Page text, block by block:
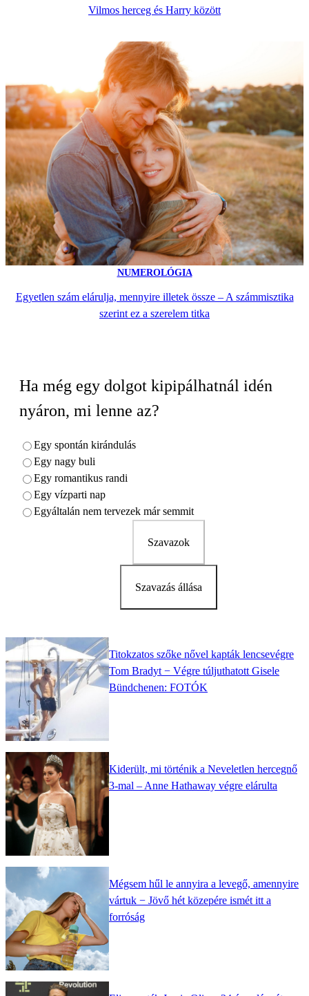
Vilmos herceg és Harry között
NUMEROLÓGIA
Egyetlen szám elárulja, mennyire illetek össze – A számmisztika
szerint ez a szerelem titka
Ha még egy dolgot kipipálhatnál idén
nyáron, mi lenne az?
Egy spontán kirándulás
Egy nagy buli
Egy romantikus randi
Egy vízparti nap
Egyáltalán nem tervezek már semmit
Szavazok
Szavazás állása
Titokzatos szőke nővel kapták lencsevégre
Tom Bradyt − Végre túljuthatott Gisele
Bündchenen: FOTÓK
Kiderült, mi történik a Neveletlen hercegnő
3-mal – Anne Hathaway végre elárulta
Mégsem hűl le annyira a levegő, amennyire
vártuk − Jövő hét közepére ismét itt a
forróság